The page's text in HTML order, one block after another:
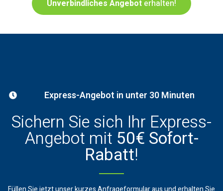
Unverbindliches Angebot erhalten!
Express-Angebot in unter 30 Minuten
Sichern Sie sich Ihr Express-
Angebot mit 50€ Sofort-
Rabatt!